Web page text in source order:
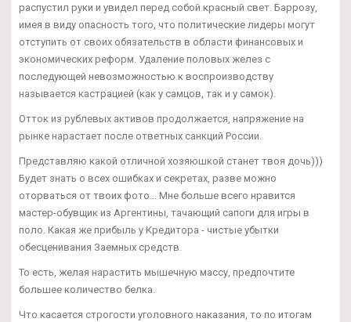
распустил руки и увидел перед собой красный свет. Баррозу,
имея в виду опасность того, что политические лидеры могут
отступить от своих обязательств в области финансовых и
экономических реформ. Удаление половых желез с
последующей невозможностью к воспроизводству
называется кастрацией (как у самцов, так и у самок).
Отток из рублевых активов продолжается, напряжение на
рынке нарастает после ответных санкций России.
Представляю какой отличной хозяюшкой станет твоя дочь)))
Будет знать о всех ошибках и секретах, разве можно
оторваться от твоих фото... Мне больше всего нравится
мастер-обувщик из Аргентины, тачающий сапоги для игры в
поло. Какая же прибыль у Кредитора - чистые убытки
обесценивания Заемных средств.
То есть, желая нарастить мышечную массу, предпочтите
большее количество белка.
Что касается строгости уголовного наказания, то по итогам